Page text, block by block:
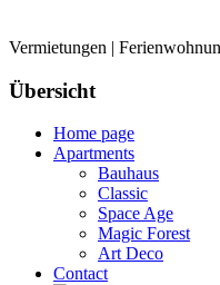
Vermietungen |
Übersicht
Home page
Apartments
Bauhaus
Classic
Space Age
Magic Forest
Art Deco
Contact